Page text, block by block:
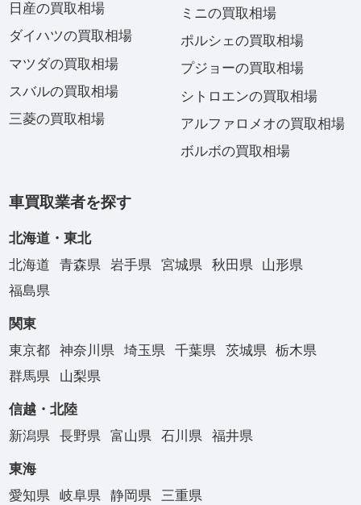
日産の買取相場
ダイハツの買取相場
マツダの買取相場
スバルの買取相場
三菱の買取相場
ミニの買取相場
ポルシェの買取相場
プジョーの買取相場
シトロエンの買取相場
アルファロメオの買取相場
ボルボの買取相場
車買取業者を探す
北海道・東北
北海道
青森県 岩手県 宮城県 秋田県
山形県
福島県
関東
東京都
神奈川県 埼玉県 千葉県 茨城県
栃木県
群馬県
山梨県
信越・北陸
新潟県
長野県 富山県 石川県 福井県
東海
愛知県
岐阜県 静岡県 三重県